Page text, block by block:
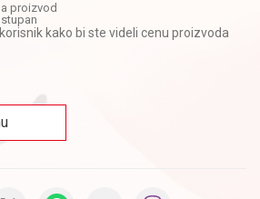
proizvod
kako bi ste videli cenu proizvoda